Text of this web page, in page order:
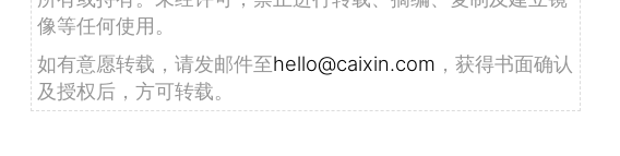
像等任何使用。
如有意愿转载，请发邮件至hello@caixin.com ，获得书面确认
及授权后，方可转载。